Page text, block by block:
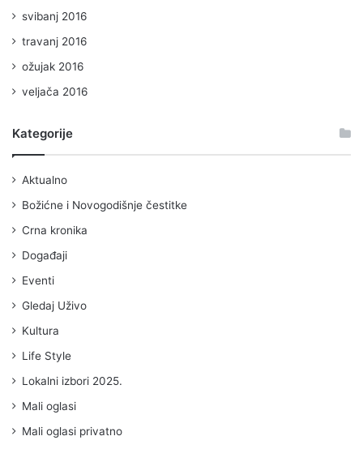
svibanj 2016
travanj 2016
ožujak 2016
veljača 2016
Kategorije
Aktualno
Božićne i Novogodišnje čestitke
Crna kronika
Događaji
Eventi
Gledaj Uživo
Kultura
Life Style
Lokalni izbori 2025.
Mali oglasi
Mali oglasi privatno